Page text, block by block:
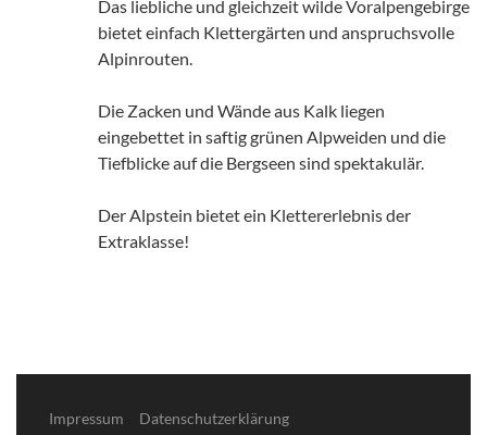
Das liebliche und gleichzeit wilde Voralpengebirge
bietet einfach Klettergärten und anspruchsvolle
Alpinrouten.
Die Zacken und Wände aus Kalk liegen
eingebettet in saftig grünen Alpweiden und die
Tiefblicke auf die Bergseen sind spektakulär.
Der Alpstein bietet ein Klettererlebnis der
Extraklasse!
Impressum Datenschutzerklärung